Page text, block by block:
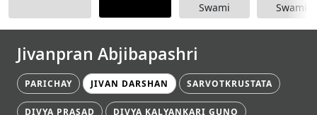
Swami
Swami
Jivanpran Abjibapashri
PARICHAY JIVAN DARSHAN SARVOTKRUSTATA
DIVYA PRASAD DIVYA KALYANKARI GUNO